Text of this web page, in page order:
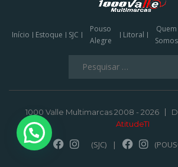
Início Estoque SJC
Pouso
Alegre
Litoral
Quem
Somos
1000 Valle Multimarcas 2008 - 2026
AtitudeTI
(SJC) |